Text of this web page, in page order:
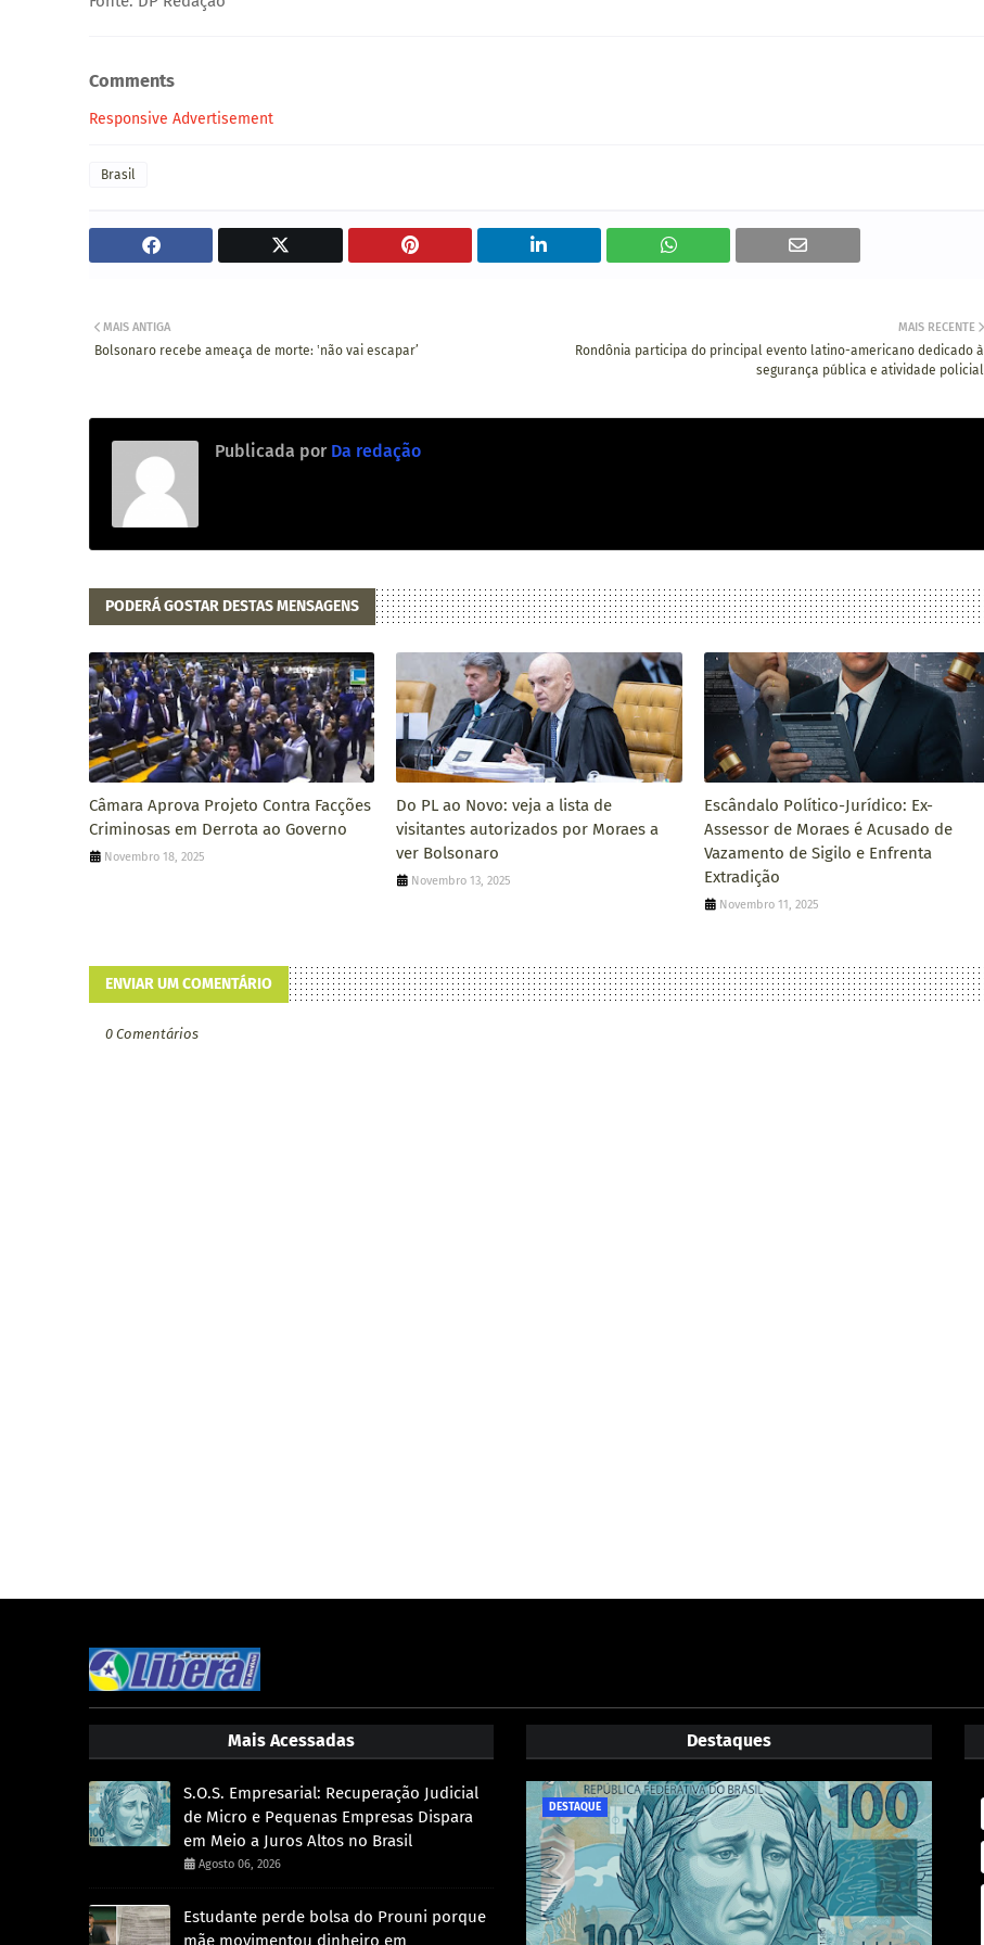
Comments
Responsive Advertisement
Brasil
MAIS RECENTE
Rondônia participa do principal evento latino-americano dedicado à
segurança pública e atividade policial
MAIS ANTIGA
Bolsonaro recebe ameaça de morte: ʽnão vai escaparʼ
Publicada por Da redação
PODERÁ GOSTAR DESTAS MENSAGENS
Câmara Aprova Projeto Contra Facções
Criminosas em Derrota ao Governo
Novembro 18, 2025
Do PL ao Novo: veja a lista de
visitantes autorizados por Moraes a
ver Bolsonaro
Novembro 13, 2025
Escândalo Político-Jurídico: Ex-
Assessor de Moraes é Acusado de
Vazamento de Sigilo e Enfrenta
Extradição
Novembro 11, 2025
ENVIAR UM COMENTÁRIO
0 Comentários
Mais Acessadas
S.O.S. Empresarial: Recuperação Judicial
de Micro e Pequenas Empresas Dispara
em Meio a Juros Altos no Brasil
Agosto 06, 2026
Estudante perde bolsa do Prouni porque
mãe movimentou dinheiro em
Destaques
DESTAQUE